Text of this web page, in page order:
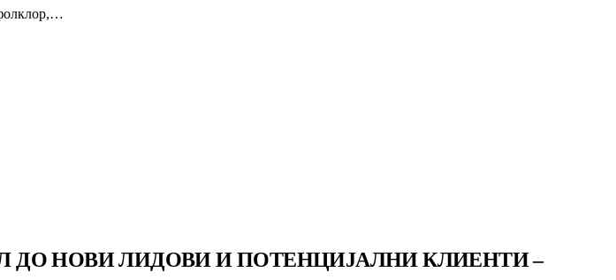
ДО НОВИ ЛИДОВИ И ПОТЕНЦИЈАЛНИ КЛИЕНТИ –